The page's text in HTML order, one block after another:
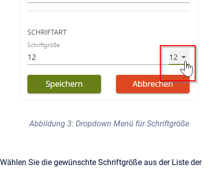
Abbildung 3: Dropdown Menü für Schriftgröße
Wählen Sie die gewünschte Schriftgröße aus der Liste der